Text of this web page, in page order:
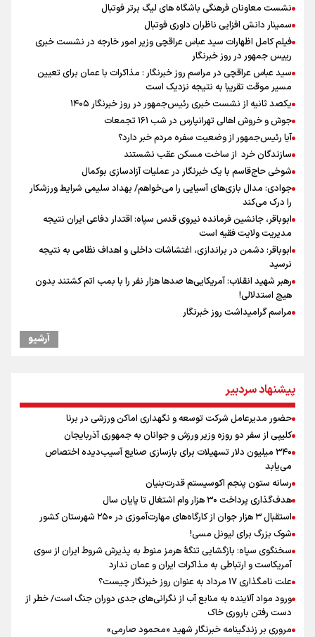
نشست معاونان فرهنگی باشگاه های لیگ برتر فوتبال
سمینار دانش افزایی ناظران داوری فوتبال
فیلم کامل اظهارات سید عباس عراقچی وزیر امور خارجه در نشست خبری
رییس جمهور در روز خبرنگار
سید عباس عراقچی در مراسم روز خبرنگار : مذاکرات با عمان برای تعیین
مسیر موقت تقریبا به نتیجه نزدیک است
یکصد ثانیه از نشست خبری رئیس‌جمهور در روز خبرنگار ۱۴۰۵
جوش و خروش اهالی تهرانپارس در شب ۱۶۱ تجمعات
آیا رئیس‌جمهور از وضعیت سفره مردم خبر دارد؟
سازندگان خرد از ساخت مسکن عقب نشستند
شوخی حاج‌قاسم با یک خبرنگار در عملیات آزادسازی بوکمال
جوادی: مدال بازی‌های آسیایی را می‌خواهم/ بهداد سلیمی شرایط ورزشکار
را درک می‌کند
ابوباقر، جانشین فرمانده نیروی قدس سپاه: اقتدار دفاعی ایران نتیجه
مدیریت ولایت فقیه است
ابوباقر: دشمن در براندازی، اغتشاشات داخلی و اهداف نظامی به نتیجه
نرسید
رهبر شهید انقلاب: آمریکایی‌ها صدها هزار نفر را با بمب اتم کشتند بدون
هیچ استدلالی!
مراسم گرامیداشت روز خبرنگار
ونس: در حال کار بر روی ایجاد یک سیستم ناوبری امن هستیم
علی‌نژاد در مراسم انجمن ورزشی نویسان در روز خبرنگار : رسانه‌های خبری
در سال گذشته تا به امروز اتفاقات بزرگی را رقم زدند
صعود دانشگاه آزاد اسلامی استان البرز از رتبه D به رتبه ممتاز A+++++
سیدمناف هاشمی در مراسم انجمن ورزشی نویسان : قدردان زحمات اهالی
رسانه به ویژه ورزشی نویسان هستیم
نقش و مسئولیت رسانه‌ها در شرایط حساس کشور مهم و تعیین‌کننده
است/ انسجام اجتماعی و حضور مردم مهمترین عامل ناکام ماندن
محاسبات دشمنان
آرشیو
پیشنهاد سردبیر
حضور مدیرعامل شرکت توسعه و نگهداری اماکن ورزشی در برنا
کلیپی از سفر دو روزه وزیر ورزش و جوانان به جمهوری آذربایجان
۳۴۰ میلیون دلار تسهیلات برای بازسازی صنایع آسیب‌دیده اختصاص
می‌یابد
رسانه ستون پنجم اکوسیستم قدرت‌بنیان
هدف‌گذاری پرداخت ۳۰ هزار وام اشتغال تا پایان سال
استقبال ۳ هزار جوان از کارگاه‌های مهارت‌آموزی در ۲۵۰ شهرستان کشور
شوک بزرگ برای لیونل مسی!
سخنگوی سپاه: بازگشایی تنگۀ هرمز منوط به پذیرش شروط ایران از سوی
آمریکاست و ارتباطی به مذاکرات ایران و عمان ندارد
علت نامگذاری ۱۷ مرداد به عنوان روز خبرنگار چیست؟
ورود مواد آلاینده به منابع آب از نگرانی‌های جدی دوران جنگ است/ خطر از
دست رفتن باروری خاک
مروری بر زندگینامه خبرنگار شهید «محمود صارمی»